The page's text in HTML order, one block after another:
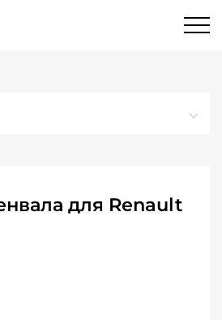
для Renault